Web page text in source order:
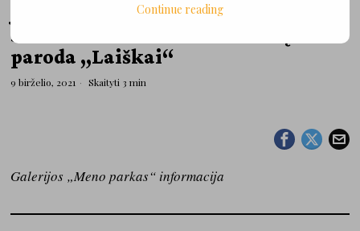
Jubiliejinė Marijonos
Sinkevičienės tekstilės darbų
paroda „Laiškai“
9 birželio, 2021 Skaityti 3 min
Galerijos „Meno parkas“ informacija
Continue reading